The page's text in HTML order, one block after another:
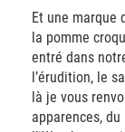
Et une marque
la pomme
entré dans
l’érudition, le
là je vous
apparences, du